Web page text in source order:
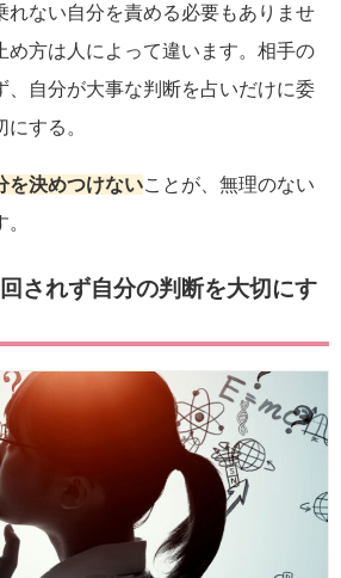
れない自分を責める必要もありませ
め方は人によって違います。相手の
、自分が大事な判断を占いだけに委
する。
を決めつけないことが、無理のない
されず自分の判断を大切にす